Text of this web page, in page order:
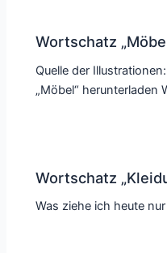
Wortschatz
Quelle der
„Möbel“ herunterladen
Wortschatz
Was ziehe ich heute